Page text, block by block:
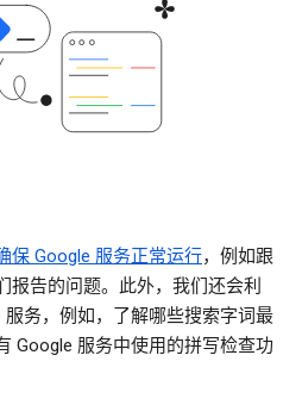
保 Google 服务正常运行，例如跟
报告的问题。此外，我们还会利
服务，例如，了解哪些搜索字词最
Google 服务中使用的拼写检查功